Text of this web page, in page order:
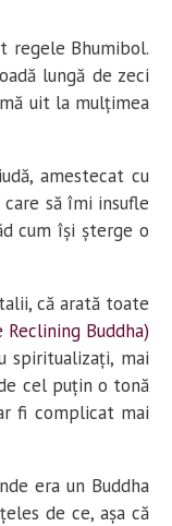
regele Bhumibol.
lungă de zeci
uit la mulțimea
amestecat cu
să îmi insufle
cum își șterge o
că arată toate
Buddha)
spiritualizați, mai
cel puțin o tonă
fi complicat mai
era un Buddha
de ce, așa că